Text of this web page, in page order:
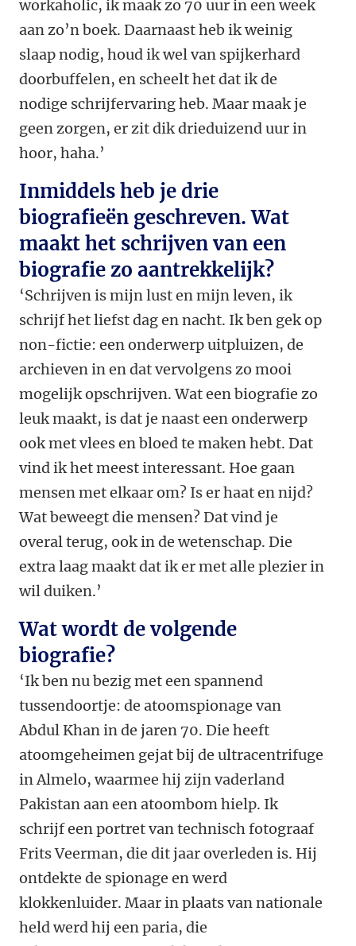
workaholic, ik maak zo 70 uur in een week
aan zo’n boek. Daarnaast heb ik weinig
slaap nodig, houd ik wel van spijkerhard
doorbuffelen, en scheelt het dat ik de
nodige schrijfervaring heb. Maar maak je
geen zorgen, er zit dik drieduizend uur in
hoor, haha.’
Inmiddels heb je drie
biografieën geschreven. Wat
maakt het schrijven van een
biografie zo aantrekkelijk?
‘Schrijven is mijn lust en mijn leven, ik
schrijf het liefst dag en nacht. Ik ben gek op
non-fictie: een onderwerp uitpluizen, de
archieven in en dat vervolgens zo mooi
mogelijk opschrijven. Wat een biografie zo
leuk maakt, is dat je naast een onderwerp
ook met vlees en bloed te maken hebt. Dat
vind ik het meest interessant. Hoe gaan
mensen met elkaar om? Is er haat en nijd?
Wat beweegt die mensen? Dat vind je
overal terug, ook in de wetenschap. Die
extra laag maakt dat ik er met alle plezier in
wil duiken.’
Wat wordt de volgende
biografie?
‘Ik ben nu bezig met een spannend
tussendoortje: de atoomspionage van
Abdul Khan in de jaren 70. Die heeft
atoomgeheimen gejat bij de ultracentrifuge
in Almelo, waarmee hij zijn vaderland
Pakistan aan een atoombom hielp. Ik
schrijf een portret van technisch fotograaf
Frits Veerman, die dit jaar overleden is. Hij
ontdekte de spionage en werd
klokkenluider. Maar in plaats van nationale
held werd hij een paria, die